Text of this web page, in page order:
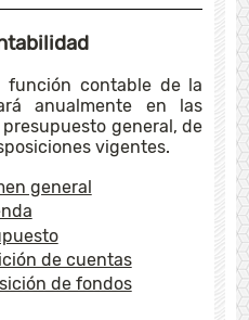
función contable de la
anualmente en las
general, de
vigentes.
general
de cuentas
de fondos